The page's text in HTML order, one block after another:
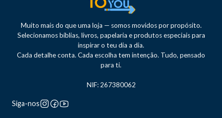
Muito mais do que uma loja — somos movidos por propósito.
Selecionamos bíblias, livros, papelaria e produtos especiais para
inspirar o teu dia a dia.
Cada detalhe conta. Cada escolha tem intenção. Tudo, pensado
para ti.
NIF: 267380062
Siga-nos